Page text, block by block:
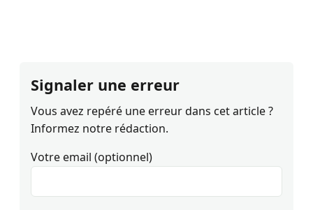
Signaler une erreur
Vous avez repéré une erreur dans cet article ?
Informez notre rédaction.
Votre email (optionnel)